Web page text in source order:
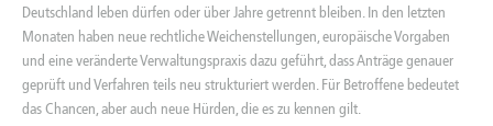
Deutschland leben dürfen oder über Jahre getrennt bleiben. In den letzten
Monaten haben neue rechtliche Weichenstellungen, europäische Vorgaben
und eine veränderte Verwaltungspraxis dazu geführt, dass Anträge genauer
geprüft und Verfahren teils neu strukturiert werden. Für Betroffene bedeutet
das Chancen, aber auch neue Hürden, die es zu kennen gilt.